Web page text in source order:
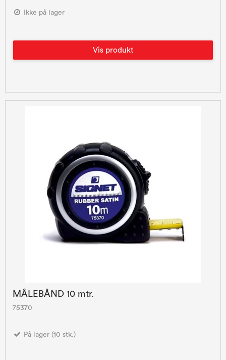
Ikke på lager
Vis produkt
MÅLEBÅND 10 mtr.
75370
På lager (10 stk.)